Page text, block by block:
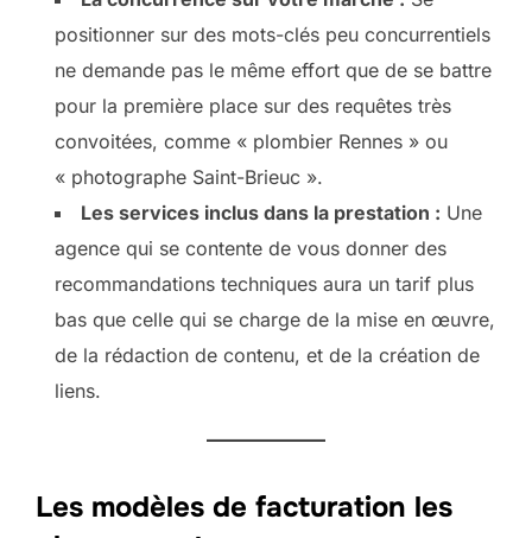
positionner sur des mots-clés peu concurrentiels
ne demande pas le même effort que de se battre
pour la première place sur des requêtes très
convoitées, comme « plombier Rennes » ou
« photographe Saint-Brieuc ».
Les services inclus dans la prestation : Une
agence qui se contente de vous donner des
recommandations techniques aura un tarif plus
bas que celle qui se charge de la mise en œuvre,
de la rédaction de contenu, et de la création de
liens.
Les modèles de facturation les